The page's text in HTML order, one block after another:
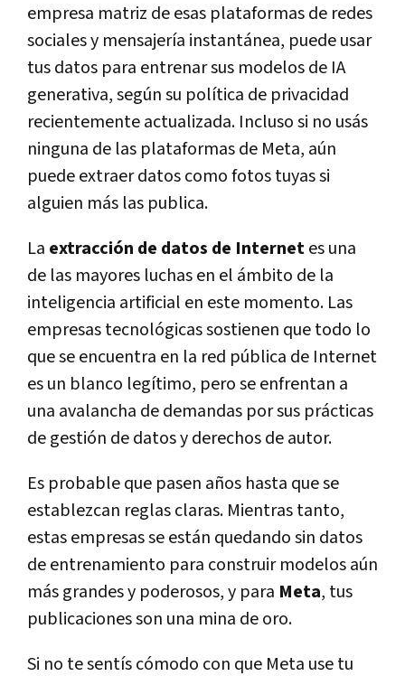
empresa matriz de esas plataformas de redes
sociales y mensajería instantánea, puede usar
tus datos para entrenar sus modelos de IA
generativa, según su política de privacidad
recientemente actualizada. Incluso si no usás
ninguna de las plataformas de Meta, aún
puede extraer datos como fotos tuyas si
alguien más las publica.
La extracción de datos de Internetes una
de las mayores luchas en el ámbito de la
inteligencia artificial en este momento. Las
empresas tecnológicas sostienen que todo lo
que se encuentra en la red pública de Internet
es un blanco legítimo, pero se enfrentan a
una avalancha de demandas por sus prácticas
de gestión de datos y derechos de autor.
Es probable que pasen años hasta que se
establezcan reglas claras. Mientras tanto,
estas empresas se están quedando sin datos
de entrenamiento para construir modelos aún
más grandes y poderosos, y para Meta, tus
publicaciones son una mina de oro.
Si no te sentís cómodo con que Meta use tu